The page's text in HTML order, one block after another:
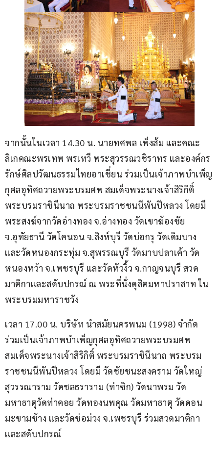
จากนั้นในเวลา 14.30 น. นายทศพล เพ็งส้ม และคณะ
ลิเกคณะพรเทพ พรเทวี พระสุวรรณวชิราทร และองค์กร
รักษ์ศิลปวัฒนธรรมไทยอาเชี่ยน ร่วมเป็นเจ้าภาพบำเพ็ญ
กุศลอุทิศถวายพระบรมศพ สมเด็จพระนางเจ้าสิริกิติ์
พระบรมราชินีนาถ พระบรมราชชนนีพันปีหลวง โดยมี
พระสงฆ์จากวัดอ่างทอง จ.อ่างทอง วัดเขาฆ้องชัย
จ.อุทัยธานี วัดโคนอน จ.สิงห์บุรี วัดบ่อกรุ วัดเดิมบาง
และวัดหนองกระทุ่ม จ.สุพรรณบุรี วัดมาบปลาเค้า วัด
หนองหว้า จ.เพชรบุรี และวัดหัวงิ้ว จ.กาญจนบุรี สวด
มาติกาและสดับปกรณ์ ณ พระที่นั่งดุสิตมหาปราสาท ใน
พระบรมมหาราชวัง
เวลา 17.00 น. บริษัท นำสมัยนครพนม (1998) จำกัด
ร่วมเป็นเจ้าภาพบำเพ็ญกุศลอุทิศถวายพระบรมศพ
สมเด็จพระนางเจ้าสิริกิติ์ พระบรมราชินีนาถ พระบรม
ราชชนนีพันปีหลวง โดยมี วัดชัยชนะสงคราม วัดใหญ่
สุวรรณาราม วัดชลธราราม (ท่าซิก) วัดนาพรม วัด
มหาธาตุวัดท่าคอย วัดทองนพคุณ วัดมหาธาตุ วัดดอน
มะขามช้าง และวัดช่อม่วง จ.เพชรบุรี ร่วมสวดมาติกา
และสดับปกรณ์